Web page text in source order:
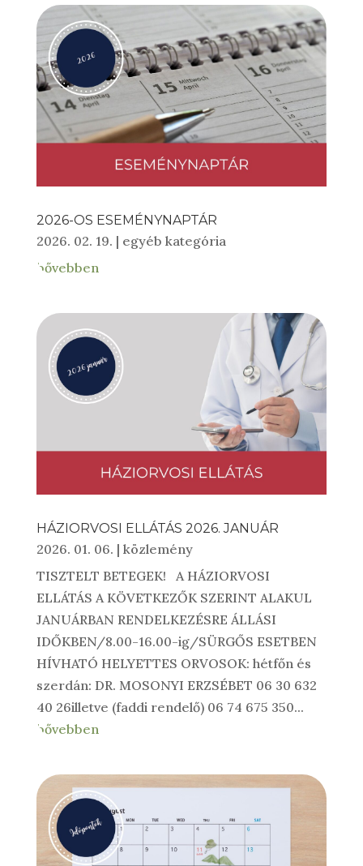
2026-OS ESEMÉNYNAPTÁR
2026. 02. 19. | egyéb kategória
bővebben
HÁZIORVOSI ELLÁTÁS 2026. JANUÁR
2026. 01. 06. | közlemény
TISZTELT BETEGEK! A HÁZIORVOSI
ELLÁTÁS A KÖVETKEZŐK SZERINT ALAKUL
JANUÁRBAN RENDELKEZÉSRE ÁLLÁSI
IDŐKBEN/8.00-16.00-ig/SÜRGŐS ESETBEN
HÍVHATÓ HELYETTES ORVOSOK: hétfőn és
szerdán: DR. MOSONYI ERZSÉBET 06 30 632
40 26illetve (faddi rendelő) 06 74 675 350...
bővebben